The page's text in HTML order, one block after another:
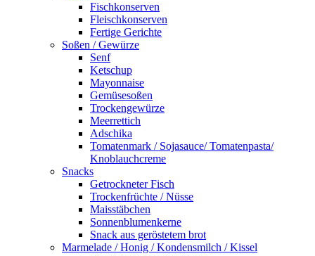
Fischkonserven
Fleischkonserven
Fertige Gerichte
Soßen / Gewürze
Senf
Ketschup
Mayonnaise
Gemüsesoßen
Trockengewürze
Meerrettich
Adschika
Tomatenmark / Sojasauce/ Tomatenpasta/
Knoblauchcreme
Snacks
Getrockneter Fisch
Trockenfrüchte / Nüsse
Maisstäbchen
Sonnenblumenkerne
Snack aus geröstetem brot
Marmelade / Honig / Kondensmilch / Kissel